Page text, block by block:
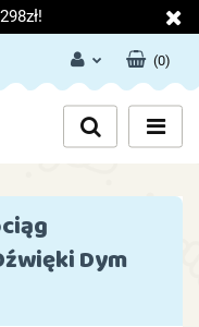
Zaloguj się
Załóż konto
Dodaj zgłoszenie
Zgody cookies
(0)
Dym